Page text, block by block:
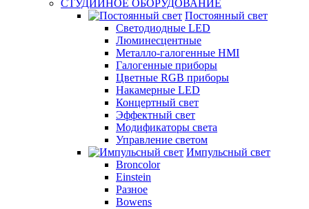
СТУДИЙНОЕ ОБОРУДОВАНИЕ
Постоянный свет
Светодиодные LED
Люминесцентные
Металло-галогенные HMI
Галогенные приборы
Цветные RGB приборы
Накамерные LED
Концертный свет
Эффектный свет
Модификаторы света
Управление светом
Импульсный свет
Broncolor
Einstein
Разное
Bowens